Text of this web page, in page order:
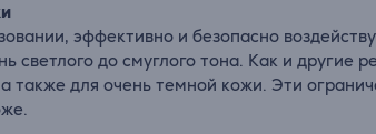
эффективно и безопасно
светлого до смуглого тона. Как и другие
также для очень темной кожи. Эти